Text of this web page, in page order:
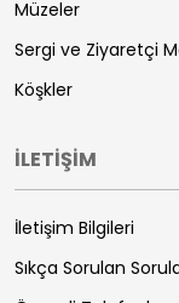
Müzeler
Sergi ve Ziyaretçi
Köşkler
İLETİŞİM
İletişim Bilgileri
Sıkça Sorulan